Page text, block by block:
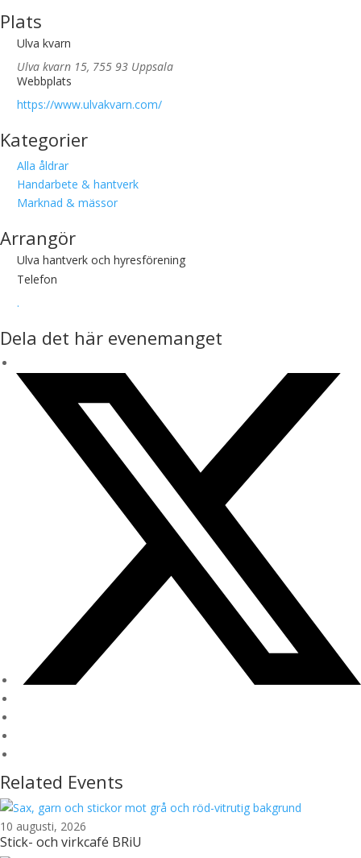
Plats
Ulva kvarn
Ulva kvarn 15, 755 93 Uppsala
Webbplats
https://www.ulvakvarn.com/
Kategorier
Alla åldrar
Handarbete & hantverk
Marknad & mässor
Arrangör
Ulva hantverk och hyresförening
Telefon
.
Dela det här evenemanget
Related Events
10 augusti, 2026
Stick- och virkcafé BRiU